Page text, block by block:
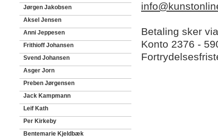
Jørgen Jakobsen
Aksel Jensen
Anni Jeppesen
Frithioff Johansen
Svend Johansen
Asger Jorn
Preben Jørgensen
Jack Kampmann
Leif Kath
Per Kirkeby
Bentemarie Kjeldbæk
Betaling sker
Konto 2376 -